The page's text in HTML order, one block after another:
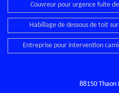
Couvreur pour urgence fuite
Habillage de dessous de toit
Entreprise pour intervention
88150 Thaon